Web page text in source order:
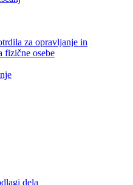
za opravljanje in
fizične osebe
dela